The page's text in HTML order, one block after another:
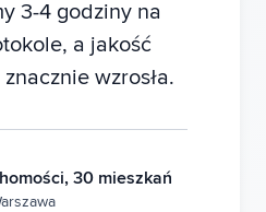
3-4 godziny na
a jakość
wzrosła.
30 mieszkań